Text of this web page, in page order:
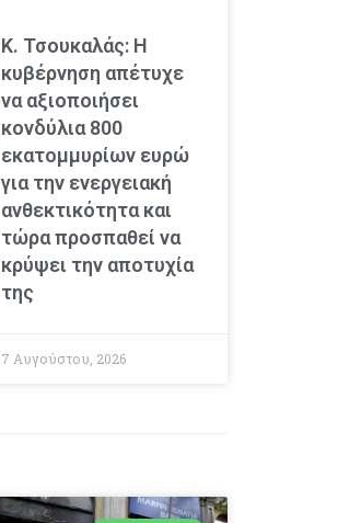
Κ. Τσουκαλάς: Η
κυβέρνηση απέτυχε
να αξιοποιήσει
κονδύλια 800
εκατομμυρίων ευρώ
για την ενεργειακή
ανθεκτικότητα και
τώρα προσπαθεί να
κρύψει την αποτυχία
της
7 Αυγούστου, 2026